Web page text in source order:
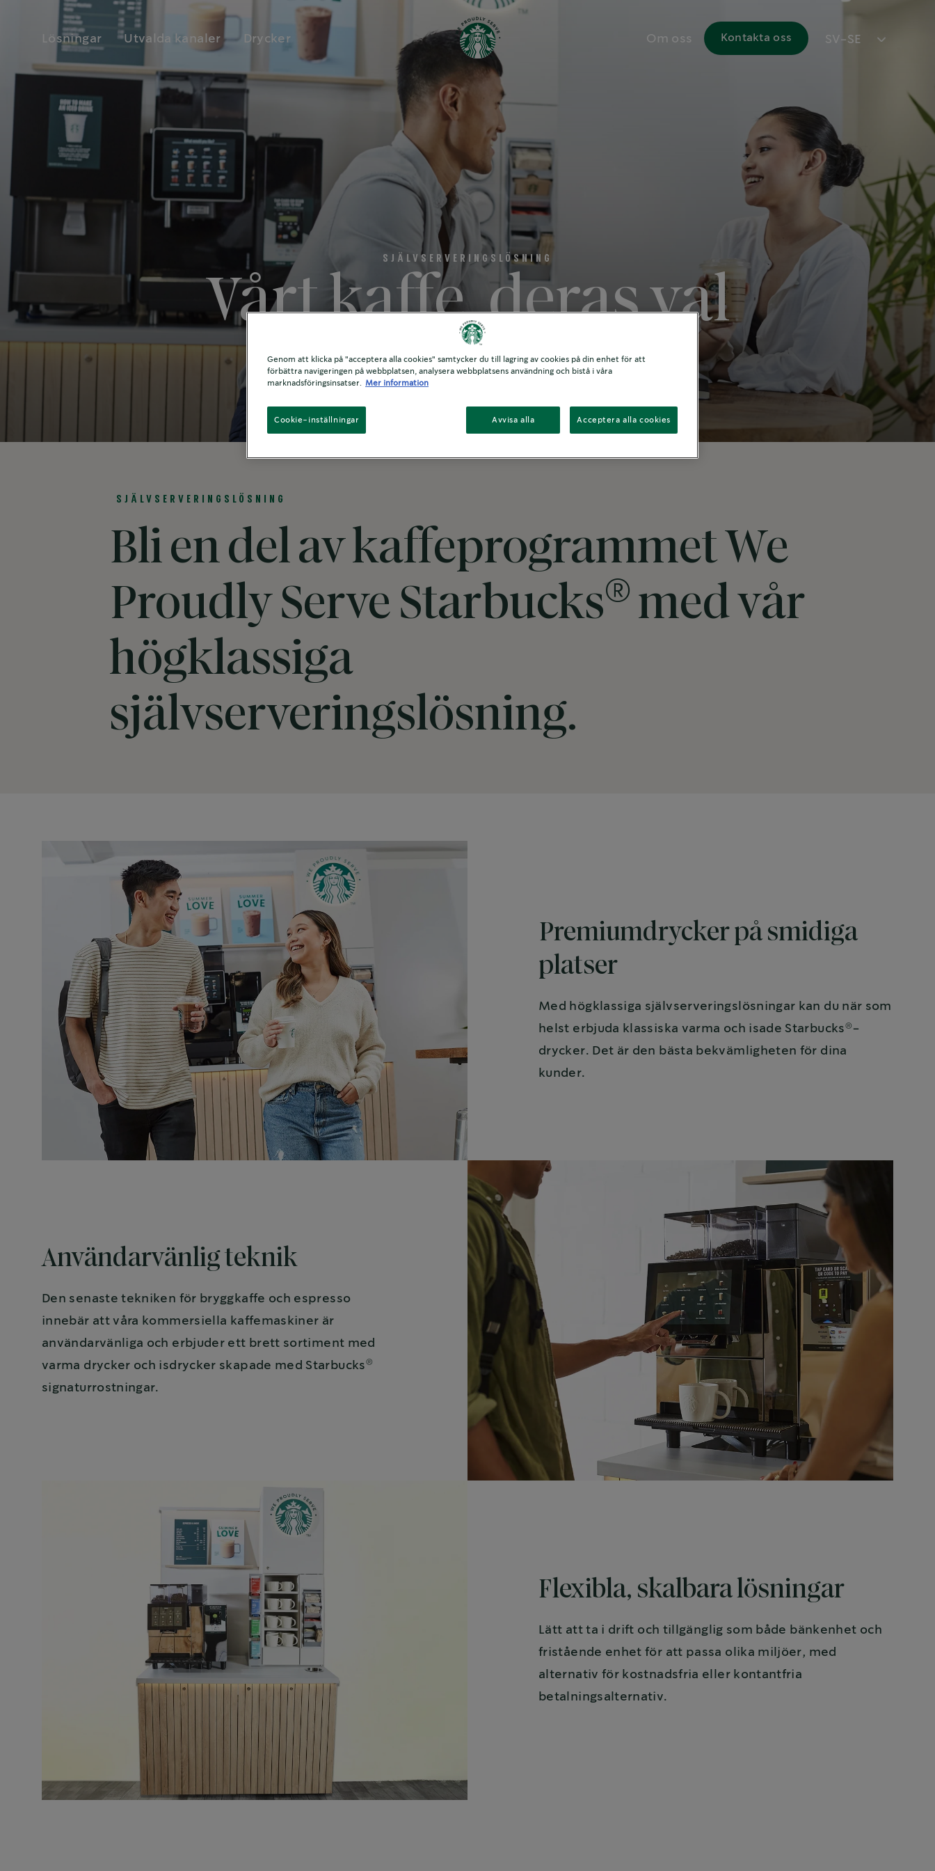
Lösningar Utvalda kanaler Drycker Om oss Kontakta oss SV-SE
SJÄLVSERVERINGSLÖSNING
Vårt kaffe, deras val
SJÄLVSERVERINGSLÖSNING
Bli en del av kaffeprogrammet We
Proudly Serve Starbucks® med vår
högklassiga
självserveringslösning.
Premiumdrycker på smidiga
platser
Med högklassiga självserveringslösningar kan du när som
helst erbjuda klassiska varma och isade Starbucks® -
drycker. Det är den bästa bekvämligheten för dina
kunder.
Användarvänlig teknik
Den senaste tekniken för bryggkaffe och espresso
innebär att våra kommersiella kaffemaskiner är
användarvänliga och erbjuder ett brett sortiment med
varma drycker och isdrycker skapade med Starbucks®
signaturrostningar.
Flexibla, skalbara lösningar
Lätt att ta i drift och tillgänglig som både bänkenhet och
fristående enhet för att passa olika miljöer, med
alternativ för kostnadsfria eller kontantfria
betalningsalternativ.
Genom att klicka på "acceptera alla cookies" samtycker du till lagring av cookies på din enhet för att
förbättra navigeringen på webbplatsen, analysera webbplatsens användning och bistå i våra
marknadsföringsinsatser.
Mer information
Avvisa alla Acceptera alla cookies
Cookie-inställningar